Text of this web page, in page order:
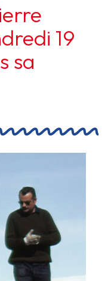
19
sa